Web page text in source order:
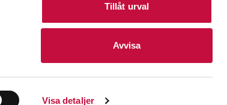
Visa detaljer
Tillåt urval
Avvisa